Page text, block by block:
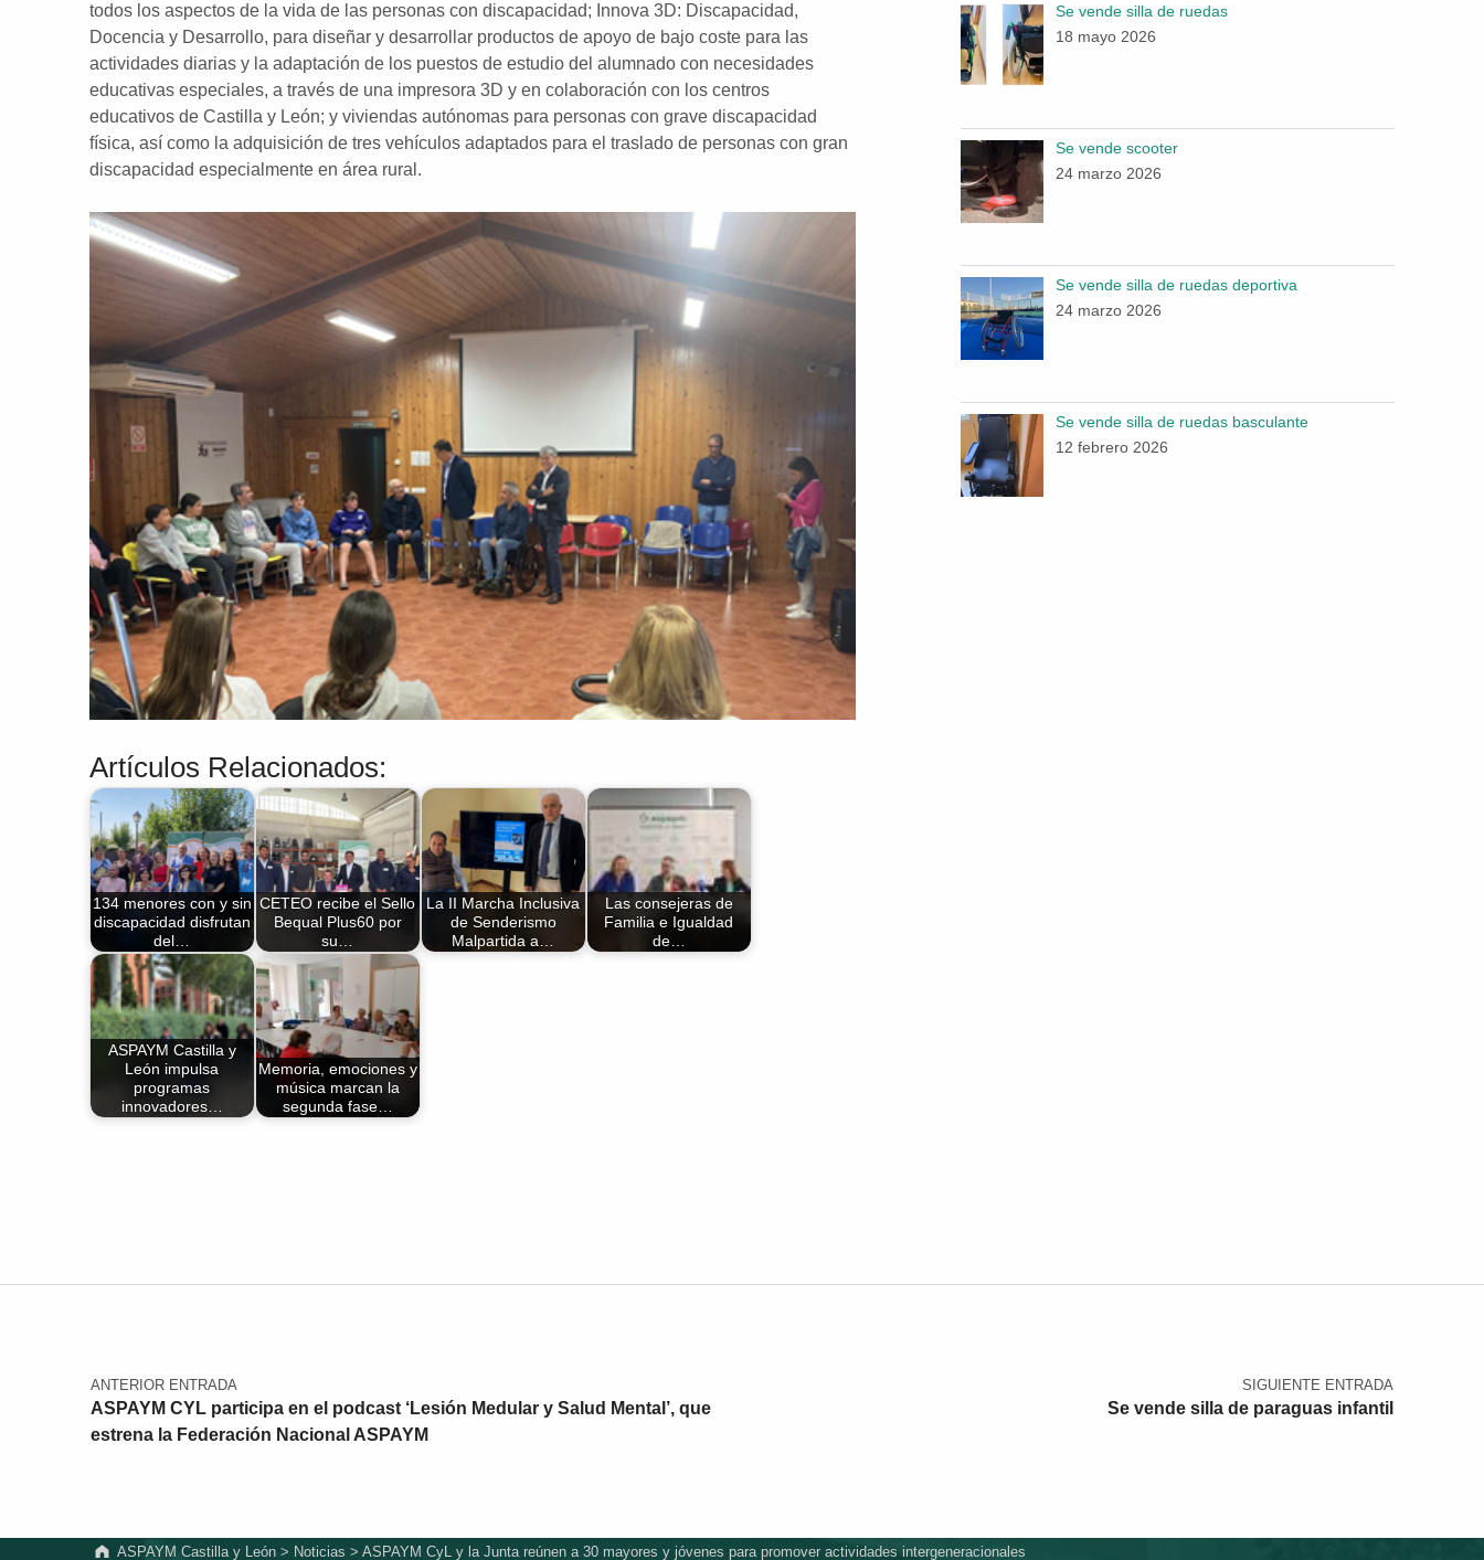
todos los aspectos de la vida de las personas con discapacidad; Innova 3D: Discapacidad,
Docencia y Desarrollo, para diseñar y desarrollar productos de apoyo de bajo coste para las
actividades diarias y la adaptación de los puestos de estudio del alumnado con necesidades
educativas especiales, a través de una impresora 3D y en colaboración con los centros
educativos de Castilla y León; y viviendas autónomas para personas con grave discapacidad
física, así como la adquisición de tres vehículos adaptados para el traslado de personas con gran
discapacidad especialmente en área rural.
Artículos Relacionados:
134 menores con y sin
discapacidad disfrutan
del…
CETEO recibe el Sello
Bequal Plus60 por
su…
La II Marcha Inclusiva
de Senderismo
Malpartida a…
Las consejeras de
Familia e Igualdad
de…
ASPAYM Castilla y
León impulsa
programas
innovadores…
Memoria, emociones y
música marcan la
segunda fase…
Se vende silla de ruedas
18 mayo 2026
Se vende scooter
24 marzo 2026
Se vende silla de ruedas deportiva
24 marzo 2026
Se vende silla de ruedas basculante
12 febrero 2026
Navegación de entradas
ANTERIOR ENTRADA
ASPAYM CYL participa en el podcast ‘Lesión Medular y Salud Mental’, que
estrena la Federación Nacional ASPAYM
SIGUIENTE ENTRADA
Se vende silla de paraguas infantil
ASPAYM Castilla y León> Noticias > ASPAYM CyL y la Junta reúnen a 30 mayores y jóvenes para promover actividades intergeneracionales